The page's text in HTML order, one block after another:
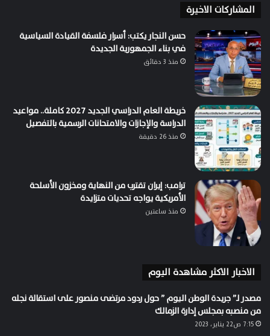
المشاركات الاخيرة
حسن النجار يكتب: أسرار فلسفة القيادة السياسية
في بناء الجمهورية الجديدة
منذ 3 دقائق
خريطة العام الدراسي الجديد 2027 كاملة.. مواعيد
الدراسة والإجازات والامتحانات الرسمية بالتفصيل
منذ 26 دقيقة
ترامب: إيران تقترب من النهاية ومخزون الأسلحة
الأمريكية يواجه تحديات متزايدة
منذ ساعتين
الاخبار الاكثر مشاهدة اليوم
مصدر لـ” جريدة الوطن اليوم ” حول ردود مرتضى منصور على استقالة نجله
من منصبه بمجلس إدارة الزمالك
7:15 ص22 يناير، 2023